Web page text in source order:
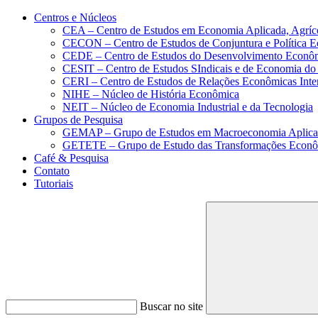
Conteúdo principal Menu principal
Centros e Núcleos
CEA – Centro de Estudos em Economia Aplicada,
CECON – Centro de Estudos de Conjuntura e Política
CEDE – Centro de Estudos do Desenvolvimento
CESIT – Centro de Estudos SIndicais e de Economia
CERI – Centro de Estudos de Relações Econômicas
NIHE – Núcleo de História Econômica
NEIT – Núcleo de Economia Industrial e da Tecnologia
Grupos de Pesquisa
GEMAP – Grupo de Estudos em Macroeconomia
GETETE – Grupo de Estudo das Transformações
Café & Pesquisa
Contato
Tutoriais
Buscar no site